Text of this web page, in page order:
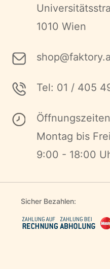
1010 Wien
Tel: 01 / 405
Montag bis
9:00 - 18:00
Sicher Bezahlen: